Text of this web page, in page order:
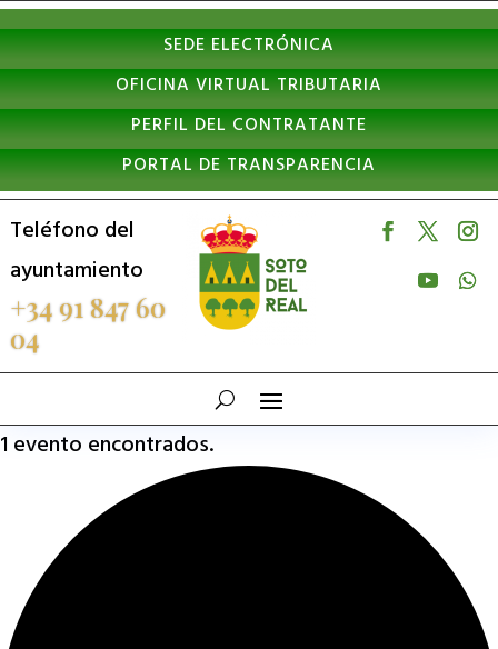
Nota:
este
sitio
web
incluye
un
sistema
de
accesibilidad.
SEDE ELECTRÓNICA
OFICINA VIRTUAL TRIBUTARIA
PERFIL DEL CONTRATANTE
PORTAL DE TRANSPARENCIA
Teléfono del
ayuntamiento
+34 91 847 60
04
1 evento encontrados.